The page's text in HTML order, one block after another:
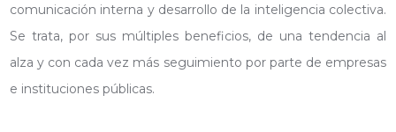
comunicación interna y desarrollo de la inteligencia colectiva.
Se trata, por sus múltiples beneficios, de una tendencia al
alza y con cada vez más seguimiento por parte de empresas
e instituciones públicas.